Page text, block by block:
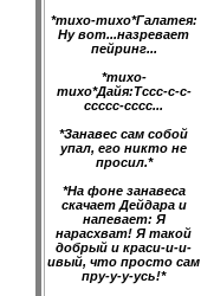
*тихо-тихо*Галатея:
Ну вот...назревает
пейринг...
*тихо-
тихо*Дайя:Тссс-с-с-
ссссс-сссс...
*Занавес сам собой
упал, его никто не
просил.*
*На фоне занавеса
скачает Дейдара и
напевает: Я
нарасхват! Я такой
добрый и краси-и-и-
ивый, что просто сам
пру-у-у-усь!*